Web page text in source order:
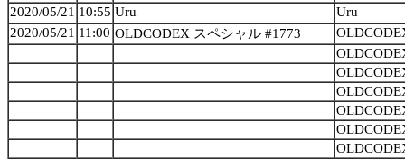
2020/05/21 10:55 Uru
Uru
2020/05/21 11:00 OLDCODEX スペシャル #1773